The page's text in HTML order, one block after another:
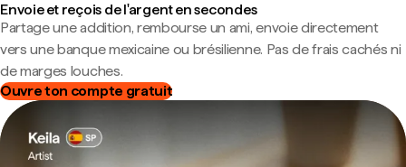
Envoie et reçois de l'argent en secondes
Partage une addition, rembourse un ami, envoie directement
vers une banque mexicaine ou brésilienne. Pas de frais cachés ni
de marges louches.
Ouvre ton compte gratuit